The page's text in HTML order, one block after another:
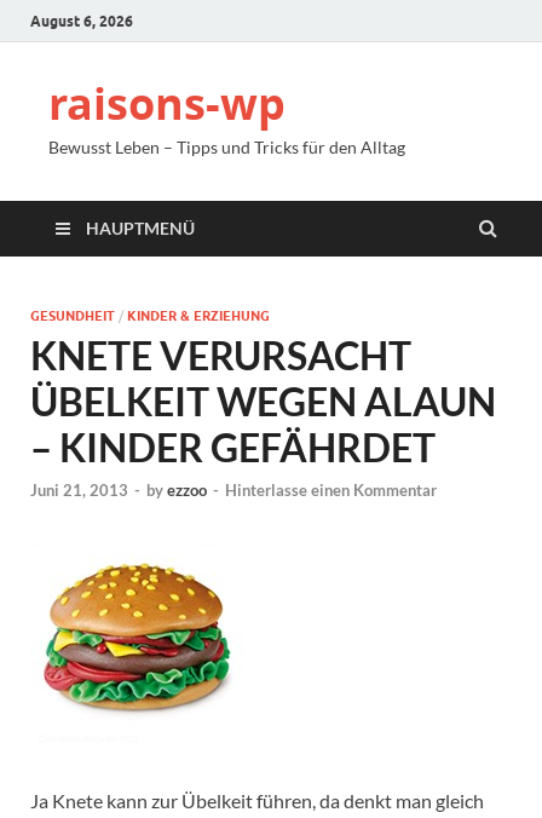
August 6, 2026
raisons-wp
Bewusst Leben – Tipps und Tricks für den Alltag
HAUPTMENÜ
GESUNDHEIT / KINDER & ERZIEHUNG
KNETE VERURSACHT
ÜBELKEIT WEGEN ALAUN
– KINDER GEFÄHRDET
Juni 21, 2013 - byezzoo - Hinterlasse einen Kommentar
Ja Knete kann zur Übelkeit führen, da denkt man gleich